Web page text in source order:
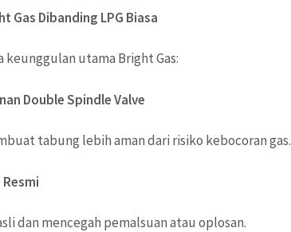
Gas Dibanding LPG Biasa
utama Bright Gas:
Double Spindle Valve
tabung lebih aman dari risiko kebocoran gas.
dan mencegah pemalsuan atau oplosan.